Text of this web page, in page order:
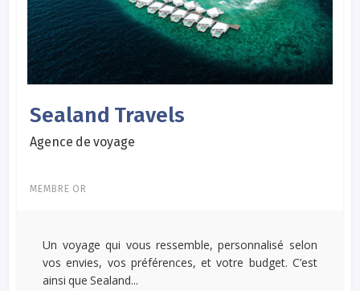
Sealand Travels
Agence de voyage
MEMBRE OR
Un voyage qui vous ressemble, personnalisé selon
vos envies, vos préférences, et votre budget. C’est
ainsi que Sealand...